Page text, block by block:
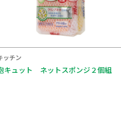
個組
まんてんスポンジ